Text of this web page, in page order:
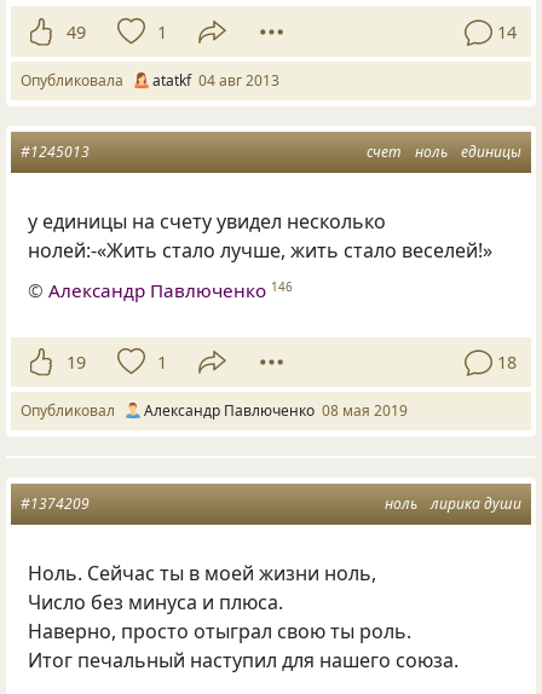
49 1 14
Опубликовала atatkf 04 авг 2013
счет ноль единицы
#1245013
у единицы на счету увидел несколько
нолей:-«Жить стало лучше, жить стало веселей!»
©Александр Павлюченко 146
19 1 18
Опубликовал Александр Павлюченко 08 мая 2019
ноль лирика души
#1374209
Ноль. Сейчас ты в моей жизни ноль,
Число без минуса и плюса.
Наверно, просто отыграл свою ты роль.
Итог печальный наступил для нашего союза.